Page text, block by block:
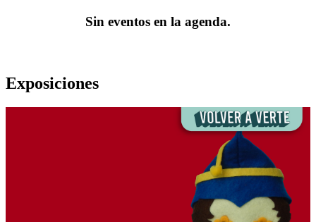
Sin eventos en la agenda.
Exposiciones